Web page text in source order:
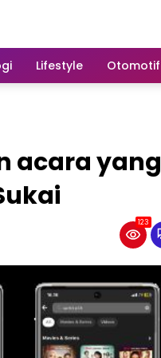
Lifestyle Otomotif
acara yang
123